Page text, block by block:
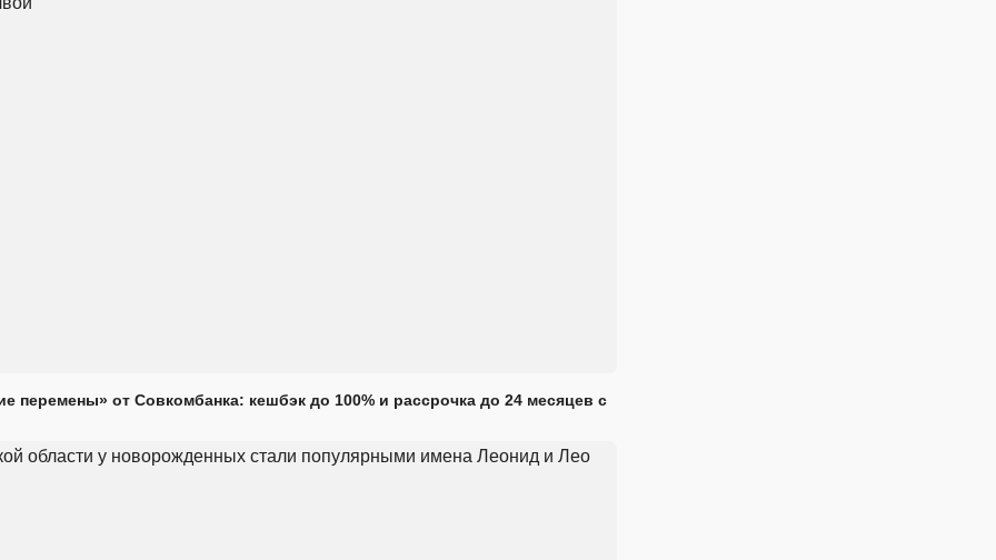
перемены» от Совкомбанка: кешбэк до 100% и рассрочка до 24 месяцев с